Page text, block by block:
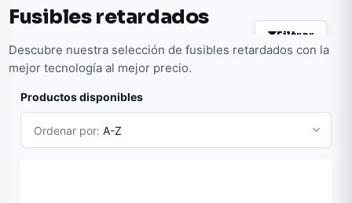
Fusibles retardados
Filtrar
Descubre nuestra selección de fusibles retardados con la
mejor tecnología al mejor precio.
Productos disponibles
Ordenar por: A-Z